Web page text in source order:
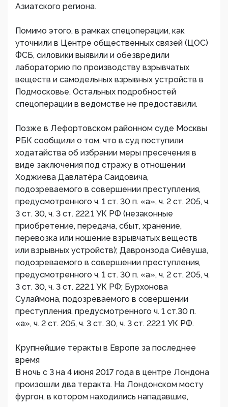
Азиатского региона.
Помимо этого, в рамках спецоперации, как
уточнили в Центре общественных связей (ЦОС)
ФСБ, силовики выявили и обезвредили
лабораторию по производству взрывчатых
веществ и самодельных взрывных устройств в
Подмосковье.​ Остальных подробностей
спецоперации в ведомстве не предоставили.
Позже в Лефортовском районном суде Москвы
РБК сообщили о том, что в суд поступили
ходатайства об избрании меры пресечения в
виде заключения под стражу в отношении
Ходжиева Давлатёра Саидовича,
подозреваемого в совершении преступления,
предусмотренного ч. 1 ст. 30 п. «а», ч. 2 ст. 205, ч.
3 ст. 30, ч. 3 ст. 222.1 УК РФ (незаконные
приобретение, передача, сбыт, хранение,
перевозка или ношение взрывчатых веществ
или взрывных устройств); Давронзода Сиёвуша,
подозреваемого в совершении преступления,
предусмотренного ч. 1 ст. 30 п. «а», ч. 2 ст. 205, ч.
3 ст. 30, ч. 3 ст. 222.1 УК РФ; Бурхонова
Сулаймона, подозреваемого в совершении
преступления, предусмотренного ч. 1 ст.30 п.
«а», ч. 2 ст. 205, ч. 3 ст. 30, ч. 3 ст. 222.1 УК РФ.
Крупнейшие теракты в Европе за последнее
время
В ночь с 3 на 4 июня 2017 года в центре Лондона
произошли два теракта. На Лондонском мосту
фургон, в котором находились нападавшие,